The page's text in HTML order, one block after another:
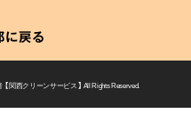
に戻る
関西クリーンサービス 】 All Rights Reserved.